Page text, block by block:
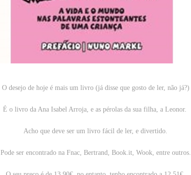
O desejo de hoje é mais um livro (já disse que gosto de ler, não já?)
É o livro da Ana Isabel Arroja, e as pérolas da sua filha, a Leonor.
Acho que deve ser um livro fácil de ler, e divertido.
Pode ser encontrado na Fnac, Bertrand, Book.it, Wook, entre outros.